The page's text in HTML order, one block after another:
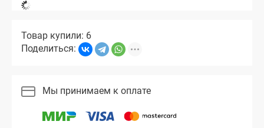
Товар купили: 6
Поделиться:
Мы принимаем к оплате